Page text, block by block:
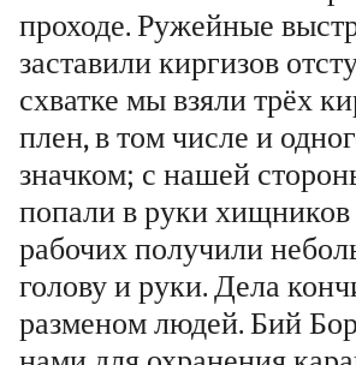
проходе. Ружейные
заставили киргизов
схватке мы взяли трёх
плен, в том числе и
значком; с нашей
попали в руки хищников
рабочих получили
голову и руки. Дела
разменом людей. Бий